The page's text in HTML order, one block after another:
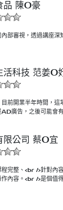
品 陳O豪
部審視，透過講座深
活科技 范姜O
前開業半年時間，這
廣告，之後可能會
限公司 蔡O宜
完整、<br />針對內
內容。<br />是個值